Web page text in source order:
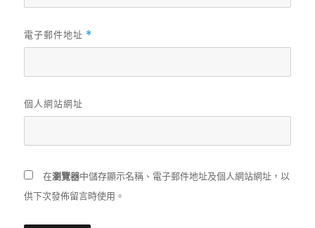
電子郵件地址 *
個人網站網址
在瀏覽器中儲存顯示名稱、電子郵件地址及個人網站網址，以
供下次發佈留言時使用。